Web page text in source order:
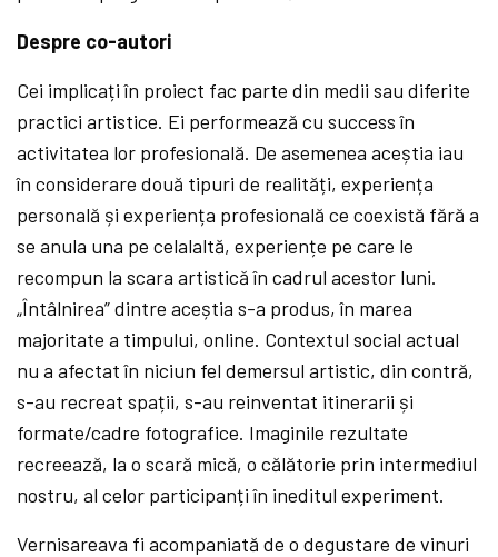
Despre co-autori
Cei implicați în proiect fac parte din medii sau diferite
practici artistice. Ei performează cu success în
activitatea lor profesională. De asemenea aceștia iau
în considerare două tipuri de realități, experiența
personală și experiența profesională ce coexistă fără a
se anula una pe celalaltă, experiențe pe care le
recompun la scara artistică în cadrul acestor luni.
„Întâlnirea” dintre aceștia s-a produs, în marea
majoritate a timpului, online. Contextul social actual
nu a afectat în niciun fel demersul artistic, din contră,
s-au recreat spații, s-au reinventat itinerarii și
formate/cadre fotografice. Imaginile rezultate
recreează, la o scară mică, o călătorie prin intermediul
nostru, al celor participanți în ineditul experiment.
Vernisareava fi acompaniată de o degustare de vinuri